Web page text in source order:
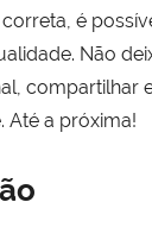
é
Não
compartilhar
Até a próxima!